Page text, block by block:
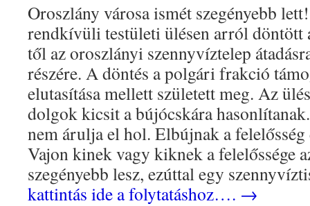
Oroszlány városa ismét szegényebb
rendkívüli testületi ülésen arról döntött
től az oroszlányi szennyvíztelep
részére. A döntés a polgári frakció
elutasítása mellett született meg. Az
dolgok kicsit a bújócskára
nem árulja el hol. Elbújnak a felelősség
Vajon kinek vagy kiknek a felelőssége
szegényebb lesz, ezúttal egy
kattintás ide a folytatáshoz…. →